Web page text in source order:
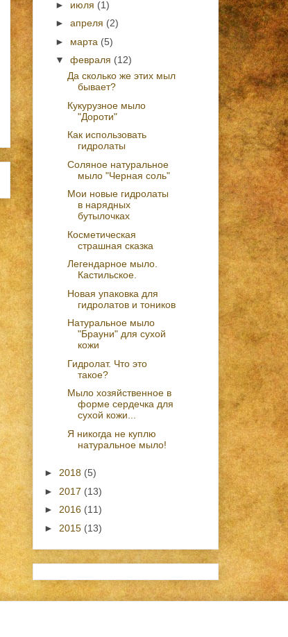
► июля (1)
►апреля (2)
► марта (5)
▼февраля (12)
Да сколько же этих мыл
бывает?
Кукурузное мыло
"Дороти"
Как использовать
гидролаты
Соляное натуральное
мыло "Черная соль"
Мои новые гидролаты
в нарядных
бутылочках
Косметическая
страшная сказка
Легендарное мыло.
Кастильское.
Новая упаковка для
гидролатов и тоников
Натуральное мыло
"Брауни" для сухой
кожи
Гидролат. Что это
такое?
Мыло хозяйственное в
форме сердечка для
сухой кожи...
Я никогда не куплю
натуральное мыло!
► 2018 (5)
► 2017 (13)
► 2016 (11)
► 2015 (13)